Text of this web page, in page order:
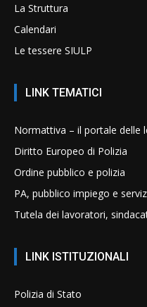
La Struttura
Calendari
Le tessere SIULP
LINK TEMATICI
Normattiva – il portale delle
Diritto Europeo di Polizia
Ordine pubblico e polizia
PA, pubblico impiego e
Tutela dei lavoratori,
LINK ISTITUZIONALI
Polizia di Stato